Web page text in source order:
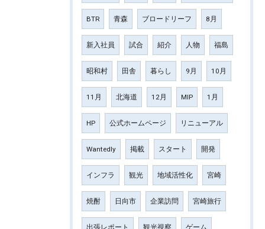
BTR 青森 ブロードリーフ 8月
新入社員 試合 紹介 人物 福島
昭和村 田舎 暮らし 9月 10月
11月 北海道 12月 MIP 1月
HP 公式ホームページ リニューアル
Wantedly 掲載 スタート 開発
インフラ 観光 地域活性化 宮崎
焼酎 日向市 企業訪問 宮崎旅行
出張レポート 観光視察 ゲーム